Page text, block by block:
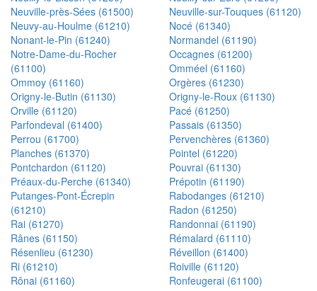
Neuville-près-Sées (61500)
Neuville-sur-Touques (61120)
Neuvy-au-Houlme (61210)
Nocé (61340)
Nonant-le-Pin (61240)
Normandel (61190)
Notre-Dame-du-Rocher
(61100)
Occagnes (61200)
Omméel (61160)
Ommoy (61160)
Orgères (61230)
Origny-le-Butin (61130)
Origny-le-Roux (61130)
Orville (61120)
Pacé (61250)
Parfondeval (61400)
Passais (61350)
Perrou (61700)
Pervenchères (61360)
Planches (61370)
Pointel (61220)
Pontchardon (61120)
Pouvrai (61130)
Préaux-du-Perche (61340)
Prépotin (61190)
Putanges-Pont-Écrepin
(61210)
Rabodanges (61210)
Radon (61250)
Rai (61270)
Randonnai (61190)
Rânes (61150)
Rémalard (61110)
Résenlieu (61230)
Réveillon (61400)
Ri (61210)
Roiville (61120)
Rônai (61160)
Ronfeugerai (61100)